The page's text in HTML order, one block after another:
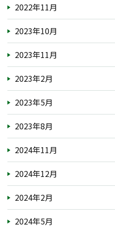
2022年11月
2023年10月
2023年11月
2023年2月
2023年5月
2023年8月
2024年11月
2024年12月
2024年2月
2024年5月